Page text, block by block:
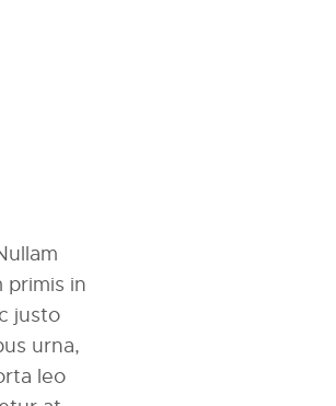
primis in
justo
urna,
leo